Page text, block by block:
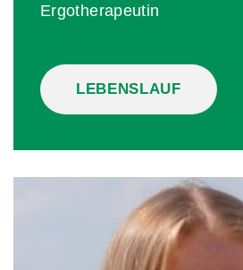
Ergotherapeutin
LEBENSLAUF